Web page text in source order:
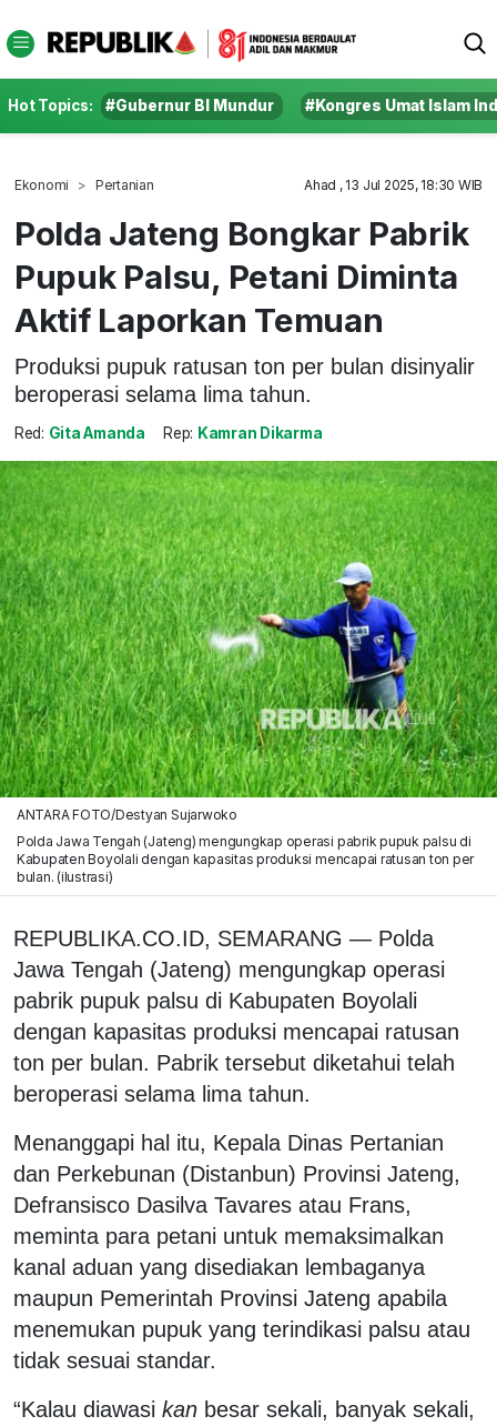
Hot Topics: #Gubernur BI Mundur #Kongres Umat Islam
Ekonomi Pertanian Ahad , 13 Jul 2025, 18:30 WIB
Polda Jateng Bongkar Pabrik
Pupuk Palsu, Petani Diminta
Aktif Laporkan Temuan
Produksi pupuk ratusan ton per bulan disinyalir
beroperasi selama lima tahun.
Red: Gita Amanda Rep: Kamran Dikarma
ANTARA FOTO/Destyan Sujarwoko
Polda Jawa Tengah (Jateng) mengungkap operasi pabrik pupuk palsu di
Kabupaten Boyolali dengan kapasitas produksi mencapai ratusan ton per
bulan. (ilustrasi)
REPUBLIKA.CO.ID, SEMARANG — Polda
Jawa Tengah (Jateng) mengungkap operasi
pabrik pupuk palsu di Kabupaten Boyolali
dengan kapasitas produksi mencapai ratusan
ton per bulan. Pabrik tersebut diketahui telah
beroperasi selama lima tahun.
Menanggapi hal itu, Kepala Dinas Pertanian
dan Perkebunan (Distanbun) Provinsi Jateng,
Defransisco Dasilva Tavares atau Frans,
meminta para petani untuk memaksimalkan
kanal aduan yang disediakan lembaganya
maupun Pemerintah Provinsi Jateng apabila
menemukan pupuk yang terindikasi palsu atau
tidak sesuai standar.
“Kalau diawasi kan besar sekali, banyak sekali,